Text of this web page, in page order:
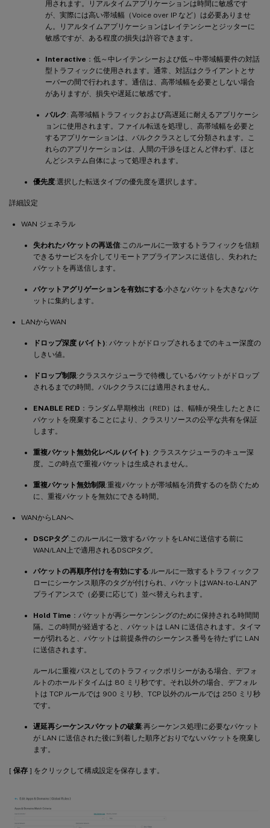
用されます。リアルタイムアプリケーションは時間に敏感です
が、実際には高い帯域幅（Voice over IP など）は必要ありませ
ん。リアルタイムアプリケーションはレイテンシーとジッターに
敏感ですが、ある程度の損失は許容できます。
Interactive ：低～中レイテンシーおよび低～中帯域幅要件の対話
型トラフィックに使用されます。通常、対話はクライアントとサ
ーバーの間で行われます。通信は、高帯域幅を必要としない場合
がありますが、損失や遅延に敏感です。
バルク: 高帯域幅トラフィックおよび高遅延に耐えるアプリケーシ
ョンに使用されます。ファイル転送を処理し、高帯域幅を必要と
するアプリケーションは、バルククラスとして分類されます。こ
れらのアプリケーションは、人間の干渉をほとんど伴わず、ほと
んどシステム自体によって処理されます。
優先度:選択した転送タイプの優先度を選択します。
詳細設定
WAN ジェネラル
失われたパケットの再送信:このルールに一致するトラフィックを信頼
できるサービスを介してリモートアプライアンスに送信し、失われた
パケットを再送信します。
パケットアグリゲーションを有効にする:小さなパケットを大きなパケ
ットに集約します。
LANからWAN
ドロップ深度 (バイト): パケットがドロップされるまでのキュー深度の
しきい値。
ドロップ制限:クラススケジューラで待機しているパケットがドロップ
されるまでの時間。バルククラスには適用されません。
ENABLE RED ：ランダム早期検出（RED）は、輻輳が発生したときに
パケットを廃棄することにより、クラスリソースの公平な共有を保証
します。
重複パケット無効化レベル (バイト): クラススケジューラのキュー深
度。この時点で重複パケットは生成されません。
重複パケット無効制限:重複パケットが帯域幅を消費するのを防ぐため
に、重複パケットを無効にできる時間。
WANからLANへ
DSCPタグ:このルールに一致するパケットをLANに送信する前に
WAN/LAN上で適用されるDSCPタグ。
パケットの再順序付けを有効にする:ルールに一致するトラフィックフ
ローにシーケンス順序のタグが付けられ、パケットはWAN-to-LANア
プライアンスで（必要に応じて）並べ替えられます。
Hold Time ：パケットが再シーケンシングのために保持される時間間
隔。この時間が経過すると、パケットは LAN に送信されます。タイマ
ーが切れると、パケットは前提条件のシーケンス番号を待たずに LAN
に送信されます。
ルールに重複パスとしてのトラフィックポリシーがある場合、デフォ
ルトのホールドタイムは 80 ミリ秒です。それ以外の場合、デフォル
トは TCP ルールでは 900 ミリ秒、TCP 以外のルールでは 250 ミリ秒
です。
遅延再シーケンスパケットの破棄:再シーケンス処理に必要なパケット
が LAN に送信された後に到着した順序どおりでないパケットを廃棄し
ます。
[ 保存 ] をクリックして構成設定を保存します。